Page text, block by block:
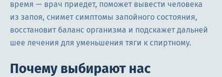
время — врач приедет, поможет вывести человека
из запоя, снимет симптомы запойного состояния,
восстановит баланс организма и подскажет дальней
шее лечения для уменьшения тяги к спиртному.
Почему выбирают нас